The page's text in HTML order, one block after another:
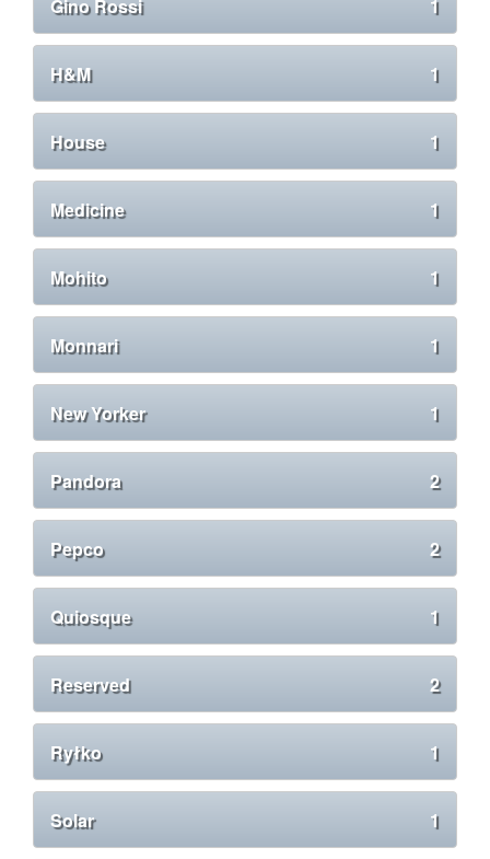
Gino Rossi 1
H&M 1
House 1
Medicine 1
Mohito 1
Monnari 1
New Yorker 1
Pandora 2
Pepco 2
Quiosque 1
Reserved 2
Ryłko 1
Solar 1